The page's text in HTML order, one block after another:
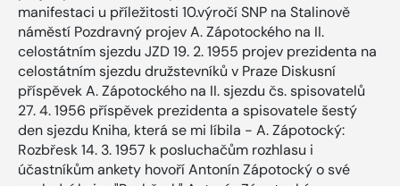
manifestaci u příležitosti 10.výročí SNP na Stalinově
náměstí Pozdravný projev A. Zápotockého na II.
celostátním sjezdu JZD 19. 2. 1955 projev prezidenta na
celostátním sjezdu družstevníků v Praze Diskusní
příspěvek A. Zápotockého na II. sjezdu čs. spisovatelů
27. 4. 1956 příspěvek prezidenta a spisovatele šestý
den sjezdu Kniha, která se mi líbila - A. Zápotocký:
Rozbřesk 14. 3. 1957 k posluchačům rozhlasu i
účastníkům ankety hovoří Antonín Zápotocký o své